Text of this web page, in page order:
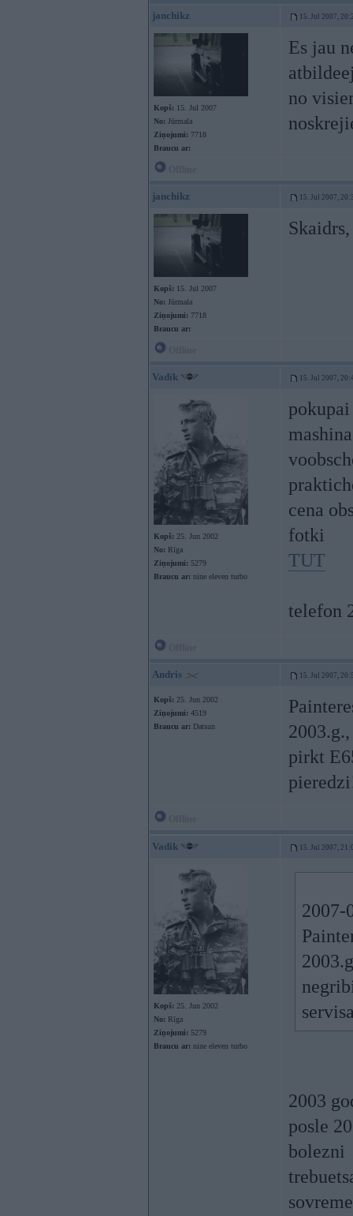
janchikz 15. Jul 2007,
Kopš: 15. Jul 2007
No: Jūrmala
Ziņojumi: 7718
Braucu ar:
Es jau
no
janchikz 15. Jul 2007,
Kopš: 15. Jul 2007
No: Jūrmala
Ziņojumi: 7718
Braucu ar:
Vadik 15. Jul 2007,
Kopš: 25. Jun 2002
No: Rīga
Ziņojumi: 5279
Braucu ar: nine eleven turbo
cena
fotki
TUT
telefon
Andris 15. Jul 2007,
Kopš: 25. Jun 2002
Ziņojumi: 4519
Braucu ar: Datsun
pirkt
Vadik 15. Jul 2007,
Kopš: 25. Jun 2002
No: Rīga
Ziņojumi: 5279
Braucu ar: nine eleven turbo
2007-
2003
posle
bolezni